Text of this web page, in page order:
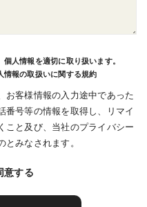
個人情報を適切に取り扱います。
報の取扱いに関する規約
客様情報の入力途中であった
番号等の情報を取得し、リマイ
こと及び、当社のプライバシー
みなされます。
意する